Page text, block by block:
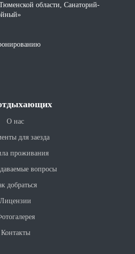
области, Санаторий-
О нас
для заезда
проживания
вопросы
добраться
Лицензии
Контакты